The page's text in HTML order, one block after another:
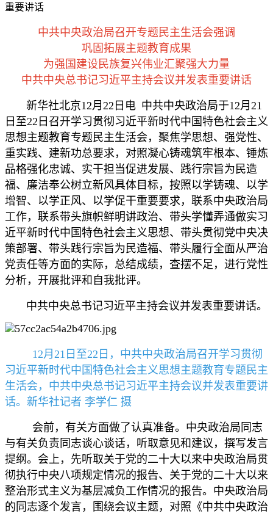
重要讲话
中共中央政治局召开专题民主生活会强调
巩固拓展主题教育成果
为强国建设民族复兴伟业汇聚强大力量
中共中央总书记习近平主持会议并发表重要讲话
新华社北京12月22日电 中共中央政治局于12月21
日至22日召开学习贯彻习近平新时代中国特色社会主义
思想主题教育专题民主生活会，聚焦学思想、强党性、
重实践、建新功总要求，对照凝心铸魂筑牢根本、锤炼
品格强化忠诚、实干担当促进发展、践行宗旨为民造
福、廉洁奉公树立新风具体目标，按照以学铸魂、以学
增智、以学正风、以学促干重要要求，联系中央政治局
工作，联系带头旗帜鲜明讲政治、带头学懂弄通做实习
近平新时代中国特色社会主义思想、带头贯彻党中央决
策部署、带头践行宗旨为民造福、带头履行全面从严治
党责任等方面的实际，总结成绩，查摆不足，进行党性
分析，开展批评和自我批评。
中共中央总书记习近平主持会议并发表重要讲话。
12月21日至22日，中共中央政治局召开学习贯彻
习近平新时代中国特色社会主义思想主题教育专题民主
生活会，中共中央总书记习近平主持会议并发表重要讲
话。新华社记者 李学仁 摄
会前，有关方面做了认真准备。中央政治局同志
与有关负责同志谈心谈话，听取意见和建议，撰写发言
提纲。会上，先听取关于党的二十大以来中央政治局贯
彻执行中央八项规定情况的报告、关于党的二十大以来
整治形式主义为基层减负工作情况的报告。中央政治局
的同志逐个发言，围绕会议主题，对照《中共中央政治